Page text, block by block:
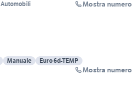
Mostra numero
Manuale
Euro 6d-TEMP
Mostra numero